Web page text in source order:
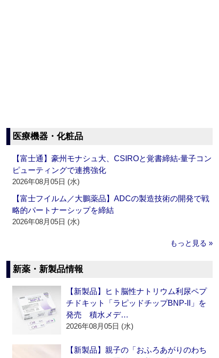
医療機器・化粧品
【富士通】豪州モナシュ大、CSIROと覚書締結‐量子コン
ピューティングで連携強化
2026年08月05日 (水)
【富士フイルム／大鵬薬品】ADCの製造技術の開発で戦
略的パートナーシップを締結
2026年08月05日 (水)
もっと見る »
新薬・新製品情報
【新製品】ヒト脳性ナトリウム利尿ペプ
チドキット「ラピッドチップBNP-II」を
発売 積水メデ…
2026年08月05日 (水)
【新製品】親子の「おふろあがりのわち